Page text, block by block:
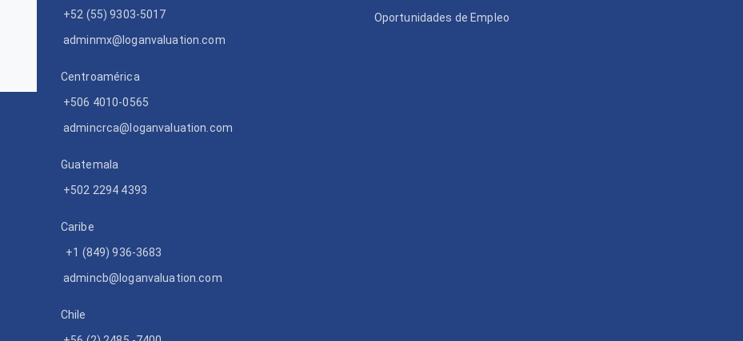
+52 (55) 9303-5017
adminmx@loganvaluation.com
Centroamérica
+506 4010-0565
admincrca@loganvaluation.com
Guatemala
+502 2294 4393
Caribe
+1 (849) 936-3683
admincb@loganvaluation.com
Chile
Oportunidades de Empleo